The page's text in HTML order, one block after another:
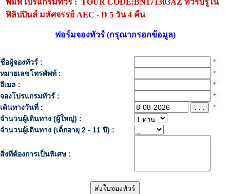
พิมพ์โปรแกรมทัวร์ : TOUR CODE:BN171303AZ ทัวร์บรูไน
ฟิลิปปินส์ มหัศจรรย์ AEC - D 5 วัน 4 คืน
ฟอร์มจองทัวร์ (กรุณากรอกข้อมูล)
ชื่อผู้จองทัวร์ :
*
หมายเลขโทรศัพท์ :
*
อีเมล :
*
จองโปรแกรมทัวร์ :
*
เดินทางวันที่ :
. . .
*
จำนวนผู้เดินทาง (ผู้ใหญ่) :
จำนวนผู้เดินทาง (เด็กอายุ 2 - 11 ปี) :
สิ่งที่ต้องการเป็นพิเศษ :